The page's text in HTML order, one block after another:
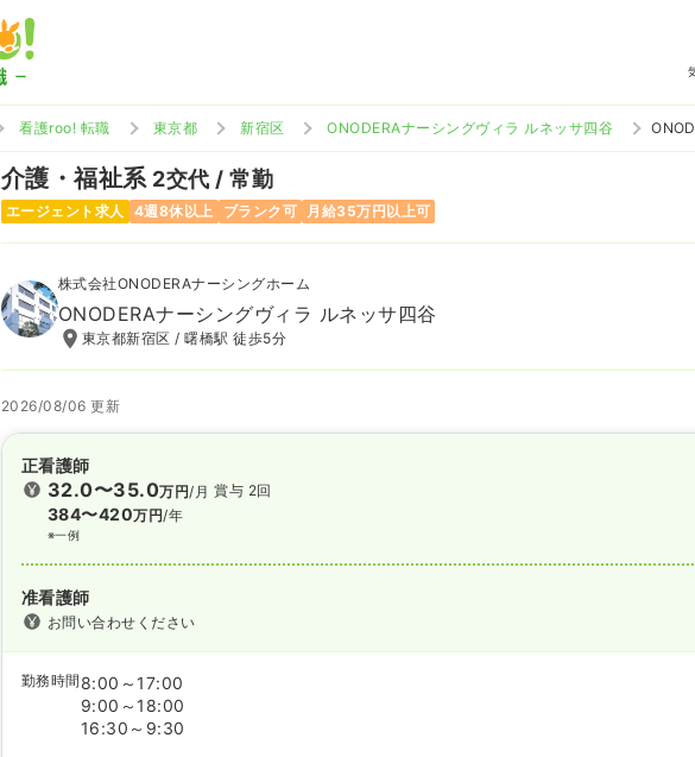
看護roo! 転職 東京都 新宿区 ONODERAナーシングヴィラ ルネッサ四谷
介護・福祉系 2交代 / 常勤
エージェント求人 4週8休以上 ブランク可 月給35万円以上可
株式会社ONODERAナーシングホーム
ONODERAナーシングヴィラ ルネッサ四谷
東京都新宿区 / 曙橋駅 徒歩5分
2026/08/06 更新
正看護師
32.0〜35.0万円/月
384〜420万円/年
※一例
賞与 2回
准看護師
お問い合わせください
勤務時間 8:00～17:00
9:00～18:00
16:30～9:30